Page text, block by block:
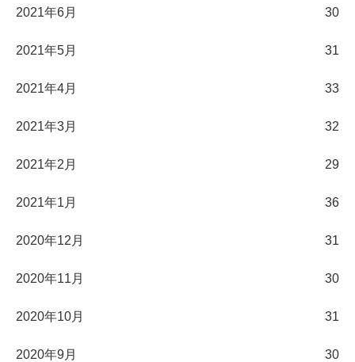
2021年6月 30
2021年5月 31
2021年4月 33
2021年3月 32
2021年2月 29
2021年1月 36
2020年12月 31
2020年11月 30
2020年10月 31
2020年9月 30